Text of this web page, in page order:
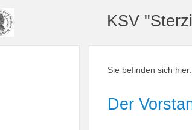
KSV
Sie befinden sich hier:
Der